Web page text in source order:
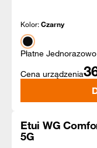
Kolor:Czarny
Płatne Jednorazowo
Cena urządzenia
Etui WG
5G